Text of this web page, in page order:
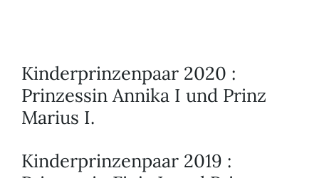
Kinderprinzenpaar 2020 :
Prinzessin Annika I und Prinz
Marius I.
Kinderprinzenpaar 2019 :